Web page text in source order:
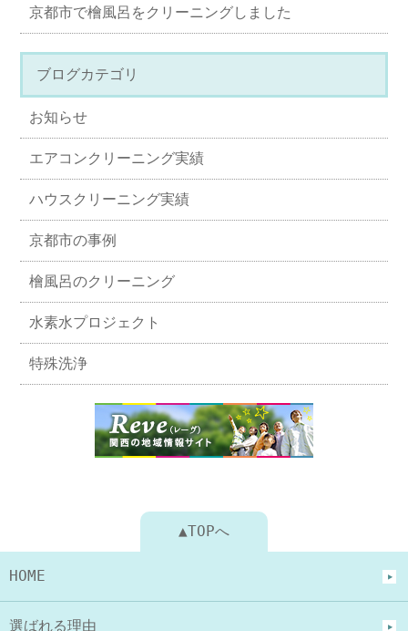
京都市で檜風呂をクリーニングしました
ブログカテゴリ
お知らせ
エアコンクリーニング実績
ハウスクリーニング実績
京都市の事例
檜風呂のクリーニング
水素水プロジェクト
特殊洗浄
▲TOPへ
HOME
選ばれる理由